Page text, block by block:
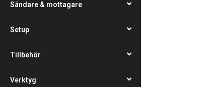
Sändare & mottagare
Setup
Tillbehör
Verktyg